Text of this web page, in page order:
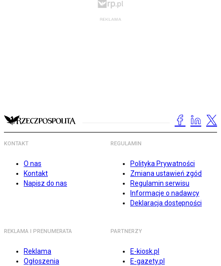
KONTAKT
O nas
Kontakt
Napisz do nas
REGULAMIN
Polityka Prywatności
Zmiana ustawień zgód
Regulamin serwisu
Informacje o nadawcy
Deklaracja dostępności
REKLAMA I PRENUMERATA
Reklama
Ogłoszenia
PARTNERZY
E-kiosk.pl
E-gazety.pl